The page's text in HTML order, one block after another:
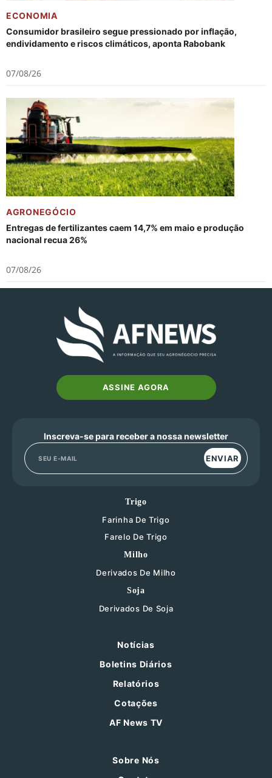
ECONOMIA
Consumidor brasileiro segue pressionado por inflação,
endividamento e riscos climáticos, aponta Rabobank
07/08/26
AGRONEGÓCIO
Entregas de fertilizantes caem 14,7% em maio e produção
nacional recua 26%
07/08/26
ASSINE AGORA
Inscreva-se para receber a nossa newsletter
ENVIAR
Trigo
Farinha De Trigo
Farelo De Trigo
Milho
Derivados De Milho
Soja
Derivados De Soja
Notícias
Boletins Diários
Relatórios
Cotações
AF News TV
Sobre Nós